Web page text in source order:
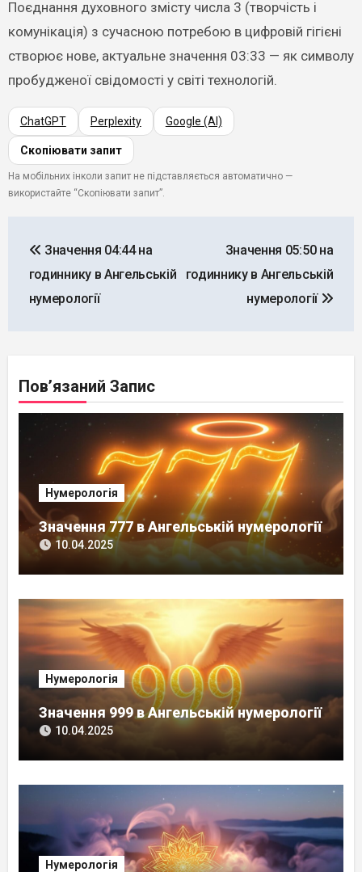
Поєднання духовного змісту числа 3 (творчість і
комунікація) з сучасною потребою в цифровій гігієні
створює нове, актуальне значення 03:33 — як символу
пробудженої свідомості у світі технологій.
ChatGPT Perplexity Google (AI)
Скопіювати запит
На мобільних інколи запит не підставляється автоматично —
використайте “Скопіювати запит”.
записів
Значення 04:44 на
годиннику в Ангельській
нумерології
Значення 05:50 на
годиннику в Ангельській
нумерології
Пов’язаний Запис
Нумерологія
Значення 777 в Ангельській нумерології
10.04.2025
Нумерологія
Значення 999 в Ангельській нумерології
10.04.2025
Нумерологія